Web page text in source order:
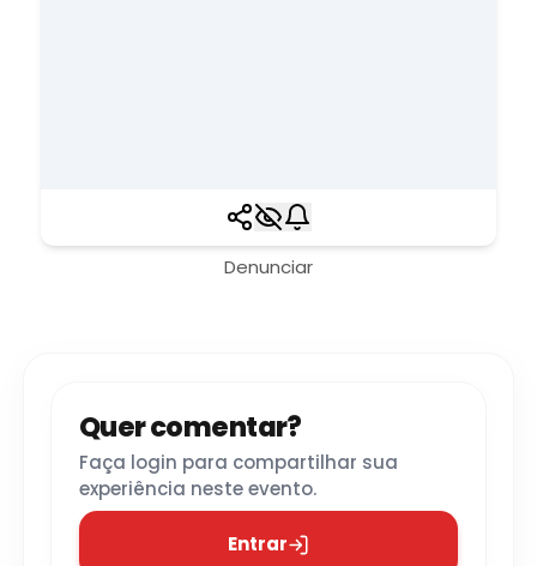
Denunciar
Quer comentar?
Faça login para compartilhar sua
experiência neste evento.
Entrar